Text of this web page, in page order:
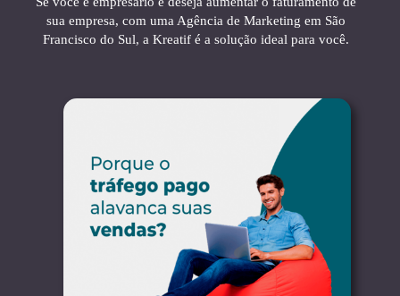
sua empresa, com uma Agência de Marketing em São
Francisco do Sul, a Kreatif é a solução ideal para você.